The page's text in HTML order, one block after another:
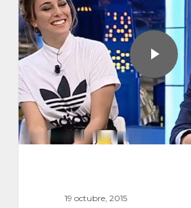
19 octubre, 2015